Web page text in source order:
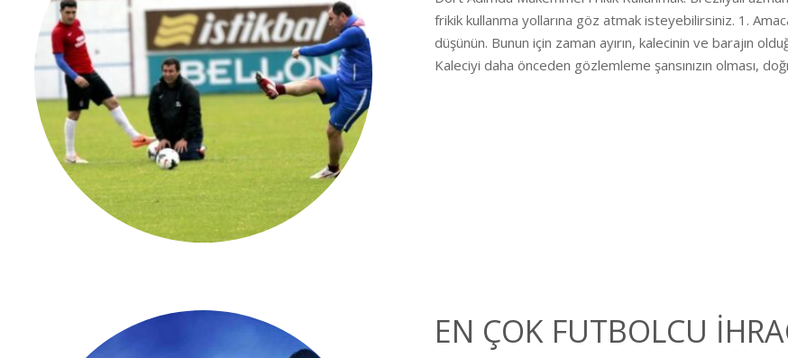
frikik kullanma yollarına göz atmak isteyebilirsiniz. 1.
düşünün. Bunun için zaman ayırın, kalecinin ve barajın
Kaleciyi daha önceden gözlemleme şansınızın olması,
EN ÇOK FUTBOLCU